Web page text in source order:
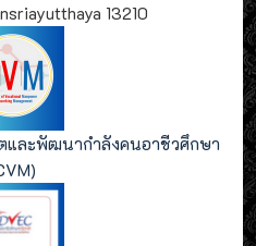
13210
และพัฒนากำลังคนอาชีวศึกษา